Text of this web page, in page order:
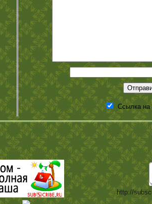
Ссылка
http://